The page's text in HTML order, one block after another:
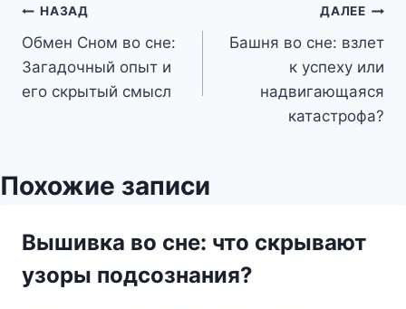
Навигация
по
записям
НАЗАД
Обмен Сном во сне:
Загадочный опыт и
его скрытый смысл
ДАЛЕЕ
Башня во сне: взлет
к успеху или
надвигающаяся
катастрофа?
Похожие записи
Вышивка во сне: что скрывают
узоры подсознания?